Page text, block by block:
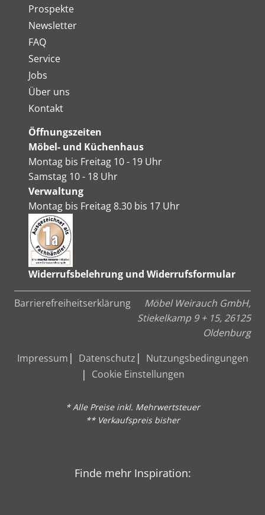
Prospekte
Newsletter
FAQ
Service
Jobs
Über uns
Kontakt
Öffnungszeiten
Möbel- und Küchenhaus
Montag bis Freitag 10 - 19 Uhr
Samstag 10 - 18 Uhr
Verwaltung
Montag bis Freitag 8.30 bis 17 Uhr
Widerrufsbelehrung und Widerrufsformular
Barrierefreiheitserklärung
Möbel Weirauch GmbH,
Stiekelkamp 9 + 15, 26125
Oldenburg
Impressum
Datenschutz
Nutzungsbedingungen
Cookie Einstellungen
* Alle Preise inkl. Mehrwertsteuer
** Verkaufspreis bisher
Finde mehr Inspiration: